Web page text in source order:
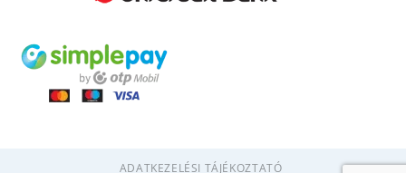
ADATKEZELÉSI TÁJÉKOZTATÓ